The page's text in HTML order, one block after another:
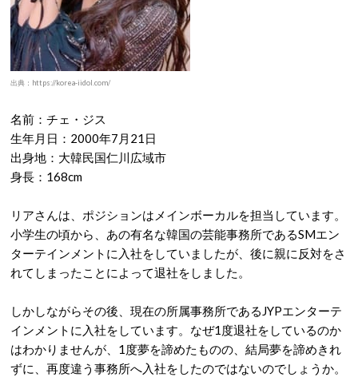
出典：https://korea-iidol.com/
名前：チェ・ジス
生年月日：2000年7月21日
出身地：大韓民国仁川広域市
身長：168cm
リアさんは、ポジションはメインボーカルを担当しています。
小学生の頃から、あの有名な韓国の芸能事務所であるSMエン
ターテインメントに入社をしていましたが、後に親に反対をさ
れてしまったことによって退社をしました。
しかしながらその後、現在の所属事務所であるJYPエンターテ
インメントに入社をしています。なぜ1度退社をしているのか
はわかりませんが、1度夢を諦めたものの、結局夢を諦めきれ
ずに、再度違う事務所へ入社をしたのではないのでしょうか。